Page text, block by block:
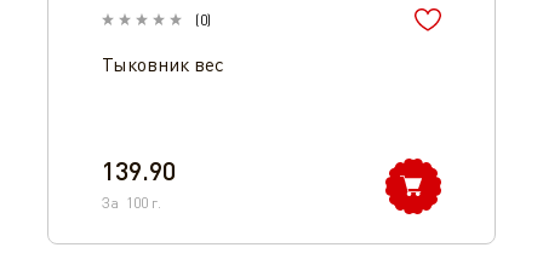
(0)
Тыковник вес
139.90
За 100 г.